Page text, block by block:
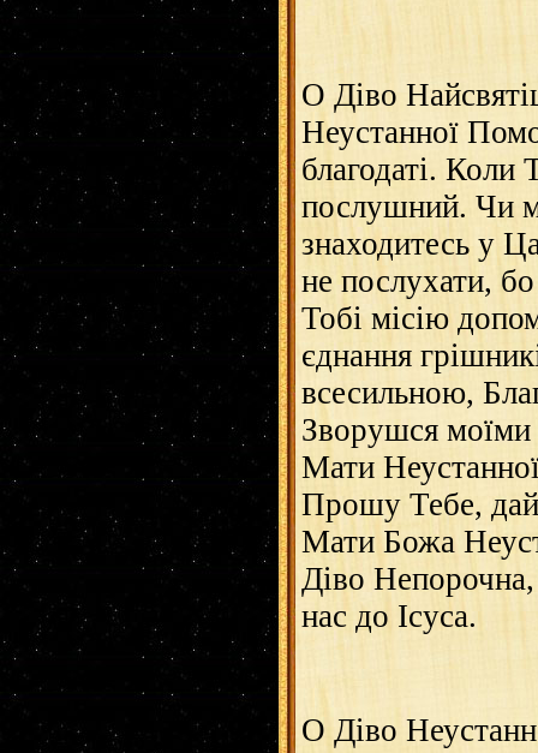
О Діво
Неустанної
благодаті. Коли
послушний. Чи
знаходитесь у
не послухати,
Тобі місію
єднання
всесильною,
Зворушся
Мати
Прошу Тебе, дай
Мати Божа
Діво
нас до Ісуса.
О Діво